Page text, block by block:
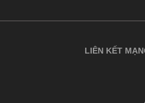
LIÊN KẾT